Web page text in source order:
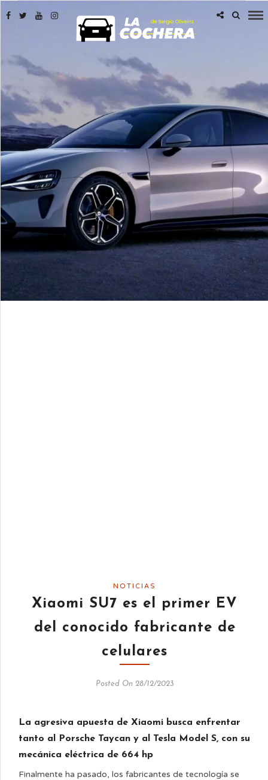
NOTICIAS
Xiaomi SU7 es el primer EV
del conocido fabricante de
celulares
Posted On 28/12/2023
La agresiva apuesta de Xiaomi busca enfrentar
tanto al Porsche Taycan y al Tesla Model S, con su
mecánica eléctrica de 664 hp
Finalmente ha pasado, los fabricantes de tecnología se